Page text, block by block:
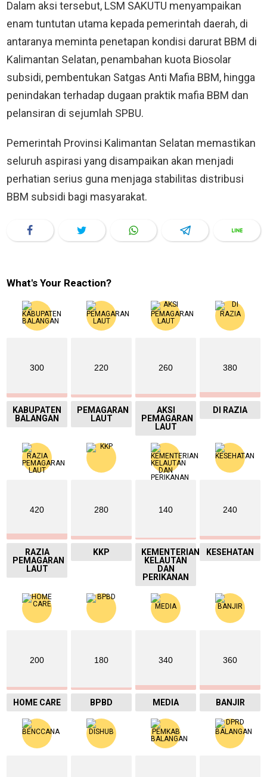
Dalam aksi tersebut, LSM SAKUTU menyampaikan
enam tuntutan utama kepada pemerintah daerah, di
antaranya meminta penetapan kondisi darurat BBM di
Kalimantan Selatan, penambahan kuota Biosolar
subsidi, pembentukan Satgas Anti Mafia BBM, hingga
penindakan terhadap dugaan praktik mafia BBM dan
pelansiran di sejumlah SPBU.
Pemerintah Provinsi Kalimantan Selatan memastikan
seluruh aspirasi yang disampaikan akan menjadi
perhatian serius guna menjaga stabilitas distribusi
BBM subsidi bagi masyarakat.
What's Your Reaction?
300
KABUPATEN
BALANGAN
220
PEMAGARAN
LAUT
260
AKSI
PEMAGARAN
LAUT
380
DI RAZIA
420
RAZIA
PEMAGARAN
LAUT
280
KKP
140
KEMENTERIAN
KELAUTAN
DAN
PERIKANAN
240
KESEHATAN
200
HOME CARE
180
BPBD
340
MEDIA
360
BANJIR